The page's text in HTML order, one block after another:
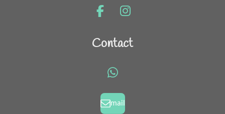
F
c
k
I
s
a
Contact
W
a
mail